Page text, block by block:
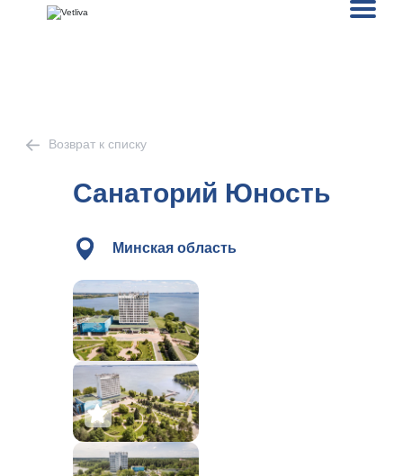
Возврат к списку
Санаторий Юность
Минская область